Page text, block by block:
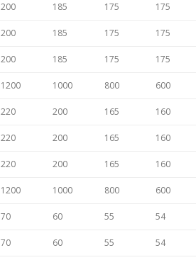
200 185 175 175
200 185 175 175
200 185 175 175
1200 1000 800 600
220 200 165 160
220 200 165 160
220 200 165 160
1200 1000 800 600
70 60 55 54
70 60 55 54